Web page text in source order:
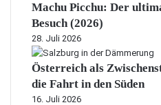
Machu Picchu: Der
Besuch (2026)
28. Juli 2026
Österreich als
die Fahrt in den Süden
16. Juli 2026